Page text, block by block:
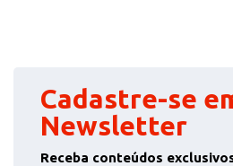
Cadastre-se
Newsletter
Receba conteúdos